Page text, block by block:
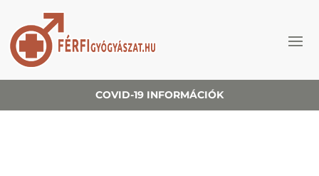
COVID-19 INFORMÁCIÓK